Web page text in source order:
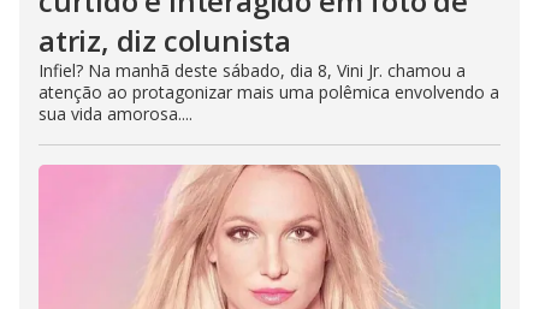
atriz, diz colunista
Infiel? Na manhã deste sábado, dia 8, Vini Jr. chamou a
atenção ao protagonizar mais uma polêmica envolvendo a
sua vida amorosa....